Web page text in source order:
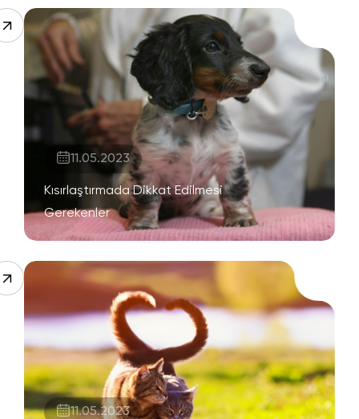
11.05.2023
Kısırlaştırmada Dikkat Edilmesi
Gerekenler
11.05.2023